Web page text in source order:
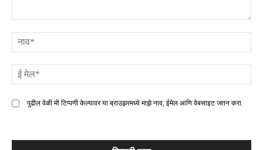
पुढील वेळी मी टिप्पणी केल्यावर या ब्राउझरमध्ये माझे नाव, ईमेल आणि वेबसाइट जतन करा.